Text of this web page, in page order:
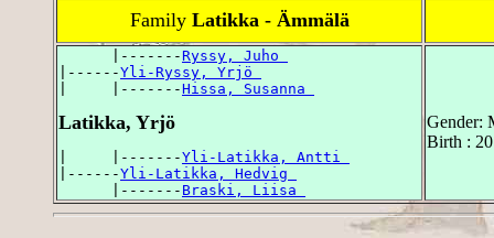
Family Latikka - Ämmälä
      |-------
Ryssy, Juho
|------Yli-Ryssy, Yrjö
|     |-------Hissa, Susanna
Latikka, Yrjö
|     |-------Yli-Latikka, Antti
|------Yli-Latikka, Hedvig
      |-------
Braski, Liisa
Gender:
Birth :